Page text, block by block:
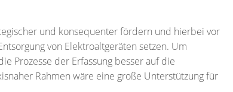
und konsequenter fördern und hierbei vor
von Elektroaltgeräten setzen. Um
Prozesse der Erfassung besser auf die
Rahmen wäre eine große Unterstützung für